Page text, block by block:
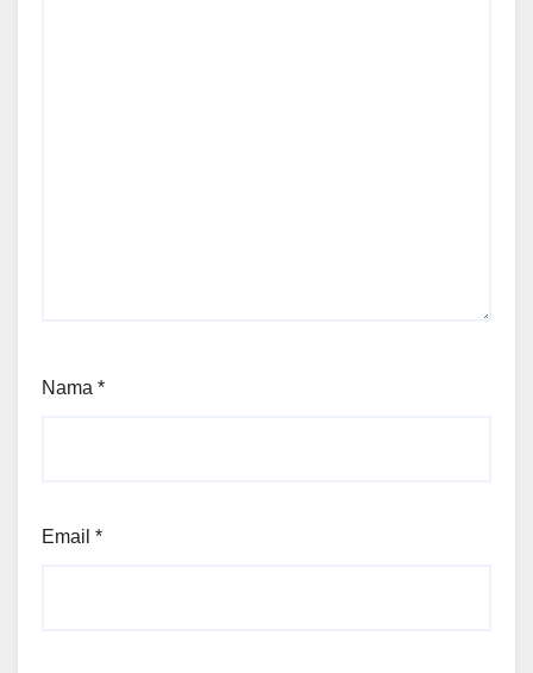
Nama *
Email *